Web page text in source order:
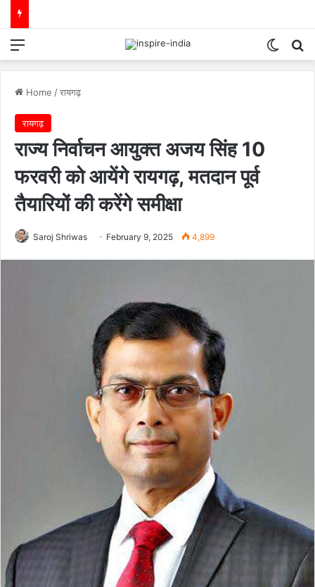
Menu
Home /रायगढ़
रायगढ़
राज्य निर्वाचन आयुक्त अजय सिंह 10
फरवरी को आयेंगे रायगढ़, मतदान पूर्व
तैयारियों की करेंगे समीक्षा
Saroj Shriwas February 9, 2025 4,899